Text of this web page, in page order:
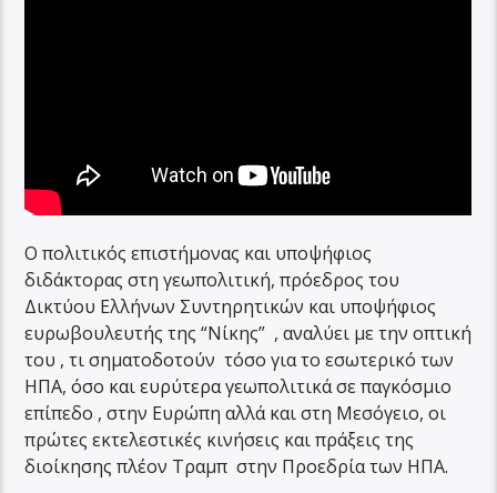
Ο πολιτικός επιστήμονας και υποψήφιος
διδάκτορας στη γεωπολιτική, πρόεδρος του
Δικτύου Ελλήνων Συντηρητικών και υποψήφιος
ευρωβουλευτής της “Νίκης” , αναλύει με την οπτική
του , τι σηματοδοτούν τόσο για το εσωτερικό των
ΗΠΑ, όσο και ευρύτερα γεωπολιτικά σε παγκόσμιο
επίπεδο , στην Ευρώπη αλλά και στη Μεσόγειο, οι
πρώτες εκτελεστικές κινήσεις και πράξεις της
διοίκησης πλέον Τραμπ στην Προεδρία των ΗΠΑ.